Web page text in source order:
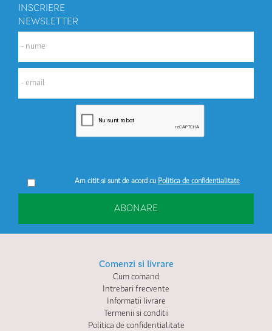
INSCRIERE
NEWSLETTER
Am citit si sunt de acord cu Politica de confidentialitate
ABONARE
Comenzi si livrare
Cum comand
Intrebari frecvente
Informatii livrare
Termenii si conditii
Politica de confidentialitate